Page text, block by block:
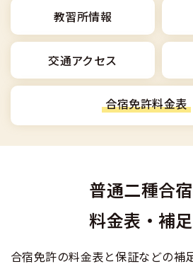
中型車
大型車
けん引
普通二種
格安シーズン料金
出発地別おすすめ校
こだわり、テーマから探す
360度パノラマ教習所
教育訓練給付金制度
受験資格特例教習
お気に入りの教習所
合宿免許の入校までの流れ
合宿免許での免許取得の流れ
合宿免許一日の過ごし方
合宿に関わる料金について
合宿費用のお支払いについて
合宿免許に必要な持ち物
高校生は運転免許を取れる？
免許取消・失効による再取得
冬・雪国の合宿免許は大丈夫？
みんなが選んだ合宿免許の条件
全国の運転免許試験場(免許セン
本免学科試験問題に挑戦
会社概要
会社沿革・歴史
個人情報の取扱い
特定商取引法に基づく表示
運転者適性診断
0120-
入校申込
教習所情報
交通アクセス
合宿免許料金表
普通車
大型二輪
普通二種合
料金表・補
合宿免許の料金表と保証などの補